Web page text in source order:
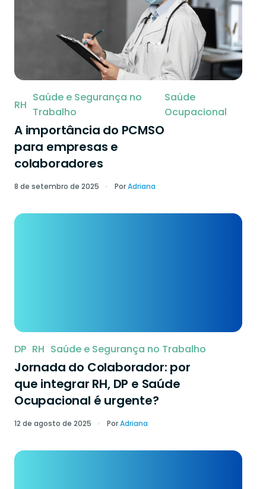
RH
Saúde e Segurança no
Trabalho
Saúde
Ocupacional
A importância do PCMSO
para empresas e
colaboradores
8 de setembro de 2025 PorAdriana
DP RH Saúde e Segurança no Trabalho
Jornada do Colaborador: por
que integrar RH, DP e Saúde
Ocupacional é urgente?
12 de agosto de 2025 PorAdriana